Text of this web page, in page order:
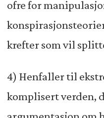
ofre for
krefter som vil
4) Henfaller til
komplisert verden,